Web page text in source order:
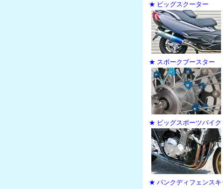
★ ビッグスクーター
★ スポークブースター
★ ビッグスポーツバイク
★ パンクディフェンスキ